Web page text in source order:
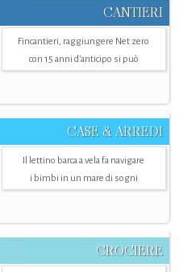
CANTIERI
Fincantieri, raggiungere Net zero
con 15 anni d'anticipo si può
CASE & ARREDI
Il lettino barca a vela fa navigare
i bimbi in un mare di sogni
CROCIERE